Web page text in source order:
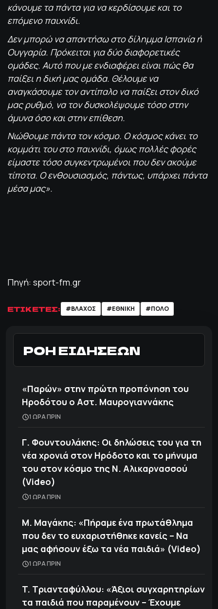
κάνουμε τα πάντα για να κερδίσουμε και το
επόμενο παιχνίδι.
Δεν μπορώ να απαντήσω στο δίλημμα Ισπανία ή
Ουγγαρία. Πρόκειται για δύο διαφορετικές
ομάδες. Αυτό που με ενδιαφέρει είναι πώς θα
παίξει η δική μας ομάδα. Θέλουμε να
αναγκάσουμε τον αντίπαλο να παίξει στον δικό
μας ρυθμό, να τον δυσκολέψουμε τόσο στην
άμυνα όσο και στην επίθεση.
Νιώθουμε πάντα τον κόσμο. Ο κόσμος κάνει το
κομμάτι του στο παιχνίδι, όμως πολλές φορές
είμαστε τόσο συγκεντρωμένοι που δεν ακούμε
τίποτα. Ο ενθουσιασμός, πάντως, υπάρχει πάντα
μέσα μας».
Πηγή: sport-fm.gr
ΕΤΙΚΕΤΕΣ: #ΒΛΑΧΟΣ #ΕΘΝΙΚΗ #ΠΟΛΟ
ΡΟΗ ΕΙΔΗΣΕΩΝ
«Παρών» στην πρώτη προπόνηση του
Ηροδότου ο Αστ. Μαυρογιαννάκης
1 ΩΡΑ ΠΡΙΝ
Γ. Φουντουλάκης: Οι δηλώσεις του για τη
νέα χρονιά στον Ηρόδοτο και το μήνυμα
του στον κόσμο της Ν. Αλικαρνασσού
(Video)
1 ΩΡΑ ΠΡΙΝ
Μ. Μαγάκης: «Πήραμε ένα πρωτάθλημα
που δεν το ευχαριστήθηκε κανείς – Να
μας αφήσουν έξω τα νέα παιδιά» (Video)
1 ΩΡΑ ΠΡΙΝ
T. Tριανταφύλλου: «Άξιοι συγχαρητηρίων
τα παιδιά που παραμένουν – Έχουμε